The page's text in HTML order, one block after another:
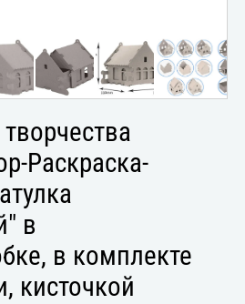
Раскраска-
в
в комплекте
кисточкой